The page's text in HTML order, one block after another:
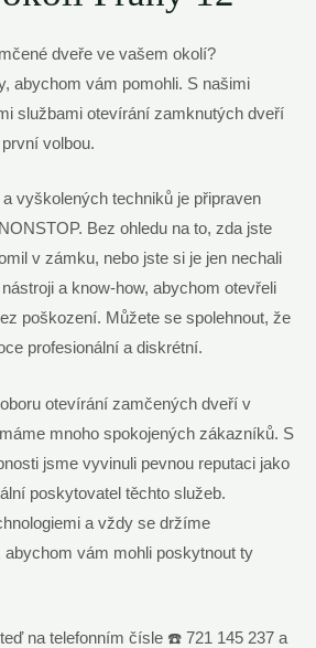
dveře ve vašem okolí?
abychom vám pomohli. S našimi
službami otevírání zamknutých dveří
volbou.
vyškolených techniků je připraven
Bez ohledu na to, zda jste
v zámku, nebo jste si je jen nechali
a know-how, abychom otevřeli
poškození. Můžete se spolehnout, že
profesionální a diskrétní.
otevírání zamčených dveří v
mnoho spokojených zákazníků. S
jsme vyvinuli pevnou reputaci jako
poskytovatel těchto služeb.
a vždy se držíme
abychom vám mohli poskytnout ty
na telefonním čísle ☎️ 721 145 237 a